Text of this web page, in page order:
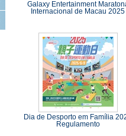
Galaxy Entertainment
Internacional de Macau 2025
Dia de Desporto em Família
Regulamento